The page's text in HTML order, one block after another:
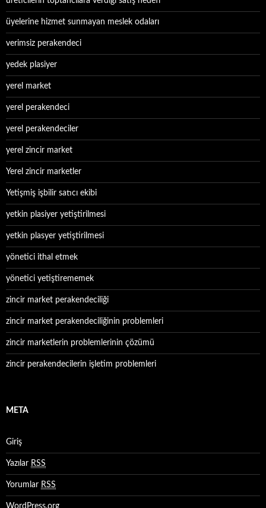
üyelerine hizmet sunmayan meslek odaları
verimsiz perakendeci
yedek plasiyer
yerel market
yerel perakendeci
yerel perakendeciler
yerel zincir market
Yerel zincir marketler
Yetişmiş işbilir satıcı ekibi
yetkin plasiyer yetiştirilmesi
yetkin plasyer yetiştirilmesi
yönetici ithal etmek
yönetici yetiştirememek
zincir market perakendeciliği
zincir market perakendeciliğinin problemleri
zincir marketlerin problemlerinin çözümü
zincir perakendecilerin işletim problemleri
META
Giriş
Yazılar RSS
Yorumlar RSS
WordPress.org